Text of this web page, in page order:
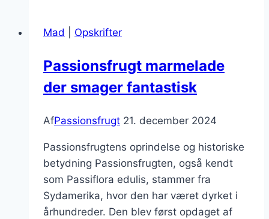
smag
Mad Opskrifter
Passionsfrugt marmelade
der smager fantastisk
AfPassionsfrugt 21. december 2024
Passionsfrugtens oprindelse og historiske
betydning Passionsfrugten, også kendt
som Passiflora edulis, stammer fra
Sydamerika, hvor den har været dyrket i
århundreder. Den blev først opdaget af